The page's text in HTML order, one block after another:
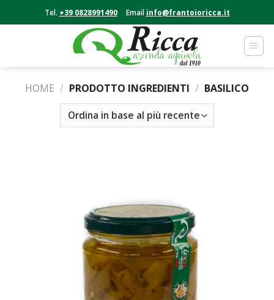
to
Tel. +39 0828991490 Email info@frantoioricca.it
HOME / PRODOTTO INGREDIENTI / BASILICO